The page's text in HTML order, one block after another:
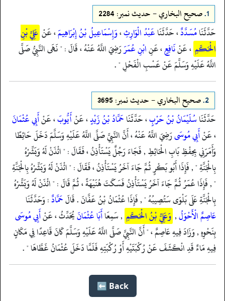
1. صحيح البخاري - حدیث نمبر: 2284
حَدَّثَنَامُسَدَّدٌ، حَدَّثَنَاعَبْدُ الْوَارِثِ،وَإِسْمَاعِيلُ بْنُ إِبْرَاهِيمَ، عَنْ عَلِيِّ بْنِ
الْحَكَمِ ، عَنْنَافِعٍ، عَنِابْنِ عُمَرَرَضِيَ اللَّهُ عَنْهُ ، قَالَ : " نَهَى النَّبِيُّ صَلَّى
اللَّهُ عَلَيْهِ وَسَلَّمَ عَنْ عَسْبِ الْفَحْلِ " .
2. صحيح البخاري - حدیث نمبر: 3695
حَدَّثَنَاسُلَيْمَانُ بْنُ حَرْبٍ، حَدَّثَنَاحَمَّادُ بْنُ زَيْدٍ، عَنْأَيُّوبَ، عَنْأَبِي عُثْمَانَ
، عَنْأَبِي مُوسَىرَضِيَ اللَّهُ عَنْهُ ، أَنَّ النَّبِيَّ صَلَّى اللَّهُ عَلَيْهِ وَسَلَّمَ دَخَلَ حَائِطًا
وَأَمَرَنِي بِحِفْظِ بَابِ الْحَائِطِ , فَجَاءَ رَجُلٌ يَسْتَأْذِنُ ، فَقَالَ : " ائْذَنْ لَهُ وَبَشِّرْهُ
بِالْجَنَّةِ " , فَإِذَا أَبُو بَكْرٍ ثُمَّ جَاءَ آخَرُ يَسْتَأْذِنُ ، فَقَالَ : " ائْذَنْ لَهُ وَبَشِّرْهُ بِالْجَنَّةِ
" , فَإِذَا عُمَرُ ثُمَّ جَاءَ آخَرُ يَسْتَأْذِنُ فَسَكَتَ هُنَيْهَةً ، ثُمَّ قَالَ : " ائْذَنْ لَهُ وَبَشِّرْهُ
بِالْجَنَّةِ عَلَى بَلْوَى سَتُصِيبُهُ " , فَإِذَا عُثْمَانُ بْنُ عَفَّانَ . قَالَحَمَّادٌ: وَحَدَّثَنَا
عَاصِمٌ الْأَحْوَلُ, وَعَلِيُّ بْنُ الْحَكَمِ , سَمِعَاأَبَا عُثْمَانَيُحَدِّثُ ، عَنْأَبِي مُوسَى
بِنَحْوِهِ , وَزَادَ فِيهِ عَاصِمٌ ، " أَنَّ النَّبِيَّ صَلَّى اللَّهُ عَلَيْهِ وَسَلَّمَ كَانَ قَاعِدًا فِي مَكَانٍ
فِيهِ مَاءٌ قَدِ انْكَشَفَ عَنْ رُكْبَتَيْهِ أَوْ رُكْبَتِهِ فَلَمَّا دَخَلَ عُثْمَانُ غَطَّاهَا " .
Back ⬅️